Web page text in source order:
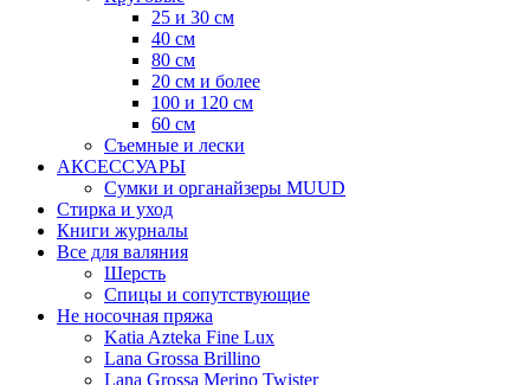
25 и 30 см
40 см
80 см
20 см и более
100 и 120 см
60 см
Съемные и лески
АКСЕССУАРЫ
Сумки и органайзеры MUUD
Стирка и уход
Книги журналы
Все для валяния
Шерсть
Спицы и сопутствующие
Не носочная пряжа
Katia Azteka Fine Lux
Lana Grossa Brillino
Lana Grossa Merino Twister